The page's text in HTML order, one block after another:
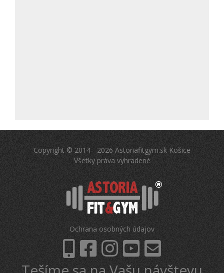
Copyright © 2014 - 2026 Astoriafitgym.sk Košice
Všetky práva vyhradené
Ochrana osobných údajov